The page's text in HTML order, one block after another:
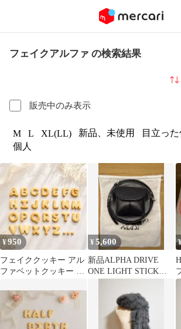
フェイクアルファ の検索結果
販売中のみ表示
並
M L XL(LL) 新品、未使用
目立っ
個人
¥950
フェイククッキー アル
ファベットクッキー 名
デーフォト
¥5,600
新品ALPHA DRIVE
ONE LIGHT STICK